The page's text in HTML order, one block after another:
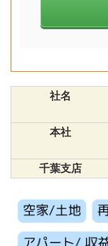
社名
本社
千葉支店